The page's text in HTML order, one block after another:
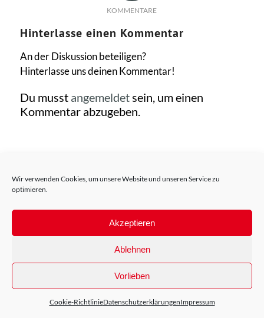
Wir verwenden Cookies, um unsere Website und unseren Service zu
optimieren.
Akzeptieren
Ablehnen
Vorlieben
Cookie-RichtlinieDatenschutzerklärungenImpressum
KOMMENTARE
Hinterlasse einen Kommentar
An der Diskussion beteiligen?
Hinterlasse uns deinen Kommentar!
Du musst angemeldetsein, um einen
Kommentar abzugeben.
Impressum